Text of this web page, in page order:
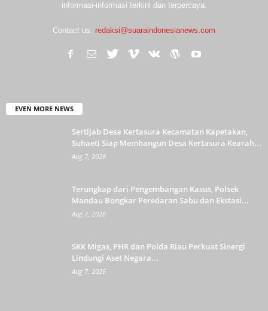
informasi-informasi terkini dan terpercaya.
Contact us: redaksi@suaraindonesianews.com
EVEN MORE NEWS
Sertijab Desa Kertasura Kecamatan Kapetakan,
Suhaeti Siap Membangun Desa Kertasura Kearah...
Aug 7, 2026
Terungkap dari Pengembangan Kasus, Polsek
Mandau Bongkar Peredaran Sabu dan Ekstasi...
Aug 7, 2026
SKK Migas, PHR dan Polda Riau Perkuat Sinergi
Lindungi Aset Negara...
Aug 7, 2026